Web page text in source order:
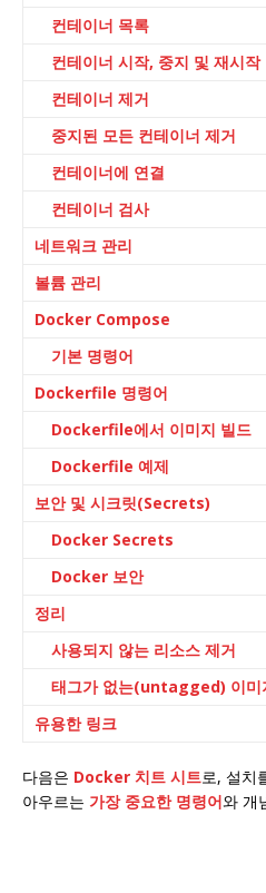
컨테이너 목록
컨테이너 시작, 중지 및 재시작
컨테이너 제거
중지된 모든 컨테이너 제거
컨테이너에 연결
컨테이너 검사
네트워크 관리
볼륨 관리
Docker Compose
기본 명령어
Dockerfile 명령어
Dockerfile에서 이미지 빌드
Dockerfile 예제
보안 및 시크릿(Secrets)
Docker Secrets
Docker 보안
정리
사용되지 않는 리소스 제거
태그가 없는(untagged) 이미
유용한 링크
다음은 Docker 치트 시트로, 설치
아우르는 가장 중요한 명령어와 개